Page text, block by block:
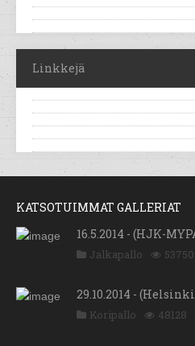
Linkkejä
KATSOTUIMMAT GALLERIAT
16.5.2014 - (HJK-
Jalkapallo 53750
29.10.2014 -
Koripallo 48128